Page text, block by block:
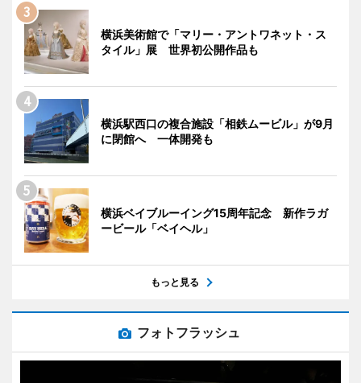
横浜美術館で「マリー・アントワネット・ス
タイル」展 世界初公開作品も
横浜駅西口の複合施設「相鉄ムービル」が9月
に閉館へ 一体開発も
横浜ベイブルーイング15周年記念 新作ラガ
ービール「ベイヘル」
もっと見る
フォトフラッシュ